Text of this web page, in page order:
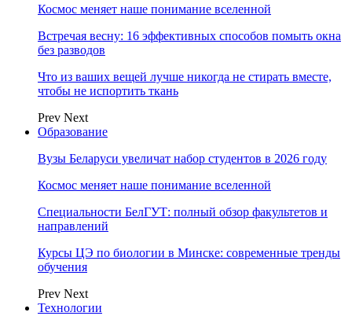
Космос меняет наше понимание вселенной
Встречая весну: 16 эффективных способов помыть окна
без разводов
Что из ваших вещей лучше никогда не стирать вместе,
чтобы не испортить ткань
Prev Next
Образование
Вузы Беларуси увеличат набор студентов в 2026 году
Космос меняет наше понимание вселенной
Специальности БелГУТ: полный обзор факультетов и
направлений
Курсы ЦЭ по биологии в Минске: современные тренды
обучения
Prev Next
Технологии